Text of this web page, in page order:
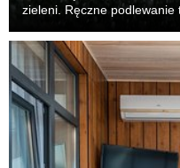
zieleni. Ręczne
najważniejsze, generuje